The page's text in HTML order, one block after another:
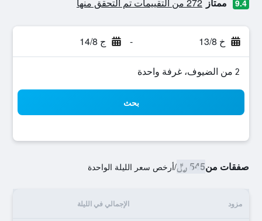
9.4
خ 13/8 - ج 14/8
2 من الضيوف، غرفة واحدة
بحث
صفقات من545 ﷼ /أرخص سعر الليلة الواحدة
مزود الإجمالي في الليلة